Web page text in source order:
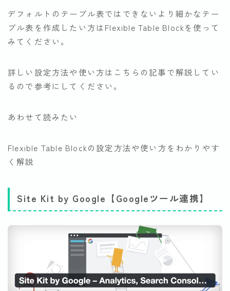
デフォルトのテーブル表ではできないより細かなテー
ブル表を作成したい方はFlexible Table Blockを使って
みてください。
詳しい設定方法や使い方はこちらの記事で解説してい
るので参考にしてください。
あわせて読みたい
Flexible Table Blockの設定方法や使い方をわかりやす
く解説
Site Kit by Google【Googleツール連携】